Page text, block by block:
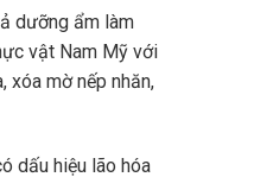
dưỡng ẩm làm
vật Nam Mỹ với
xóa mờ nếp nhăn,
dấu hiệu lão hóa